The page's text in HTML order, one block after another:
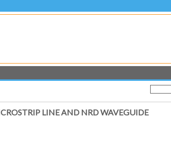
LINE AND NRD WAVEGUIDE